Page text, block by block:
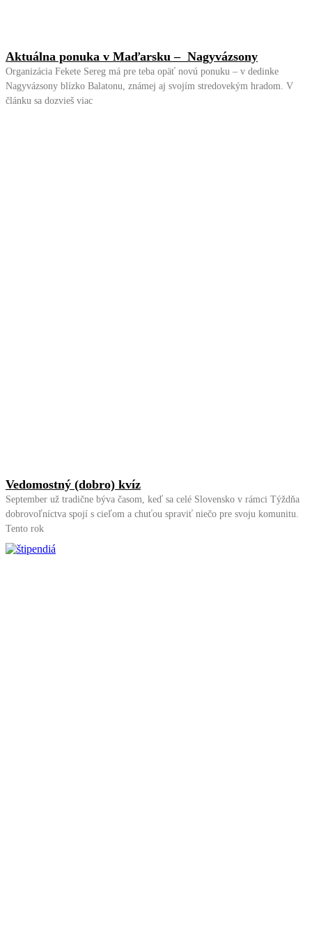
Aktuálna ponuka v Maďarsku – Nagyvázsony
Organizácia Fekete Sereg má pre teba opäť novú ponuku – v dedinke
Nagyvázsony blízko Balatonu, známej aj svojím stredovekým hradom. V
článku sa dozvieš viac
Vedomostný (dobro) kvíz
September už tradične býva časom, keď sa celé Slovensko v rámci Týždňa
dobrovoľníctva spojí s cieľom a chuťou spraviť niečo pre svoju komunitu.
Tento rok